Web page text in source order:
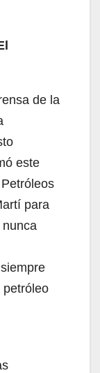
de la
este
para
nunca
petróleo